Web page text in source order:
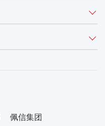
佩信集团